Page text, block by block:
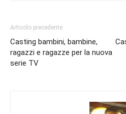
Articolo precedente
Casting bambini, bambine,
ragazzi e ragazze per la nuova
serie TV